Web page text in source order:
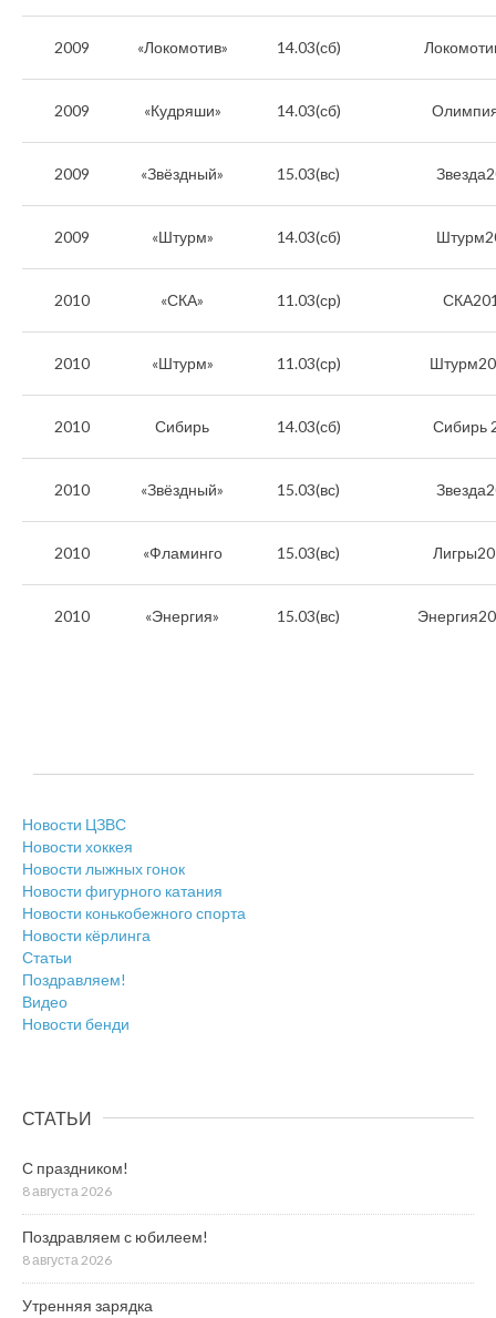
2009 «Локомотив» 14.03(сб)
2009 «Кудряши» 14.03(сб)
2009 «Звёздный» 15.03(вс)
2009 «Штурм» 14.03(сб)
2010 «СКА» 11.03(ср)
2010 «Штурм» 11.03(ср)
2010 Сибирь 14.03(сб) Сибирь
2010 «Звёздный» 15.03(вс)
2010 «Фламинго 15.03(вс)
2010 «Энергия» 15.03(вс)
Новости ЦЗВС
Новости хоккея
Новости лыжных гонок
Новости фигурного катания
Новости конькобежного спорта
Новости кёрлинга
Статьи
Поздравляем!
Видео
Новости бенди
СТАТЬИ
С праздником!
8 августа 2026
Поздравляем с юбилеем!
8 августа 2026
Утренняя зарядка